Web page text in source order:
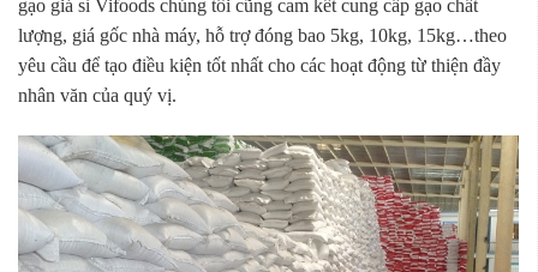
gạo giá sỉ Vifoods chúng tôi cũng cam kết cung cấp gạo chất
lượng, giá gốc nhà máy, hỗ trợ đóng bao 5kg, 10kg, 15kg…theo
yêu cầu để tạo điều kiện tốt nhất cho các hoạt động từ thiện đầy
nhân văn của quý vị.